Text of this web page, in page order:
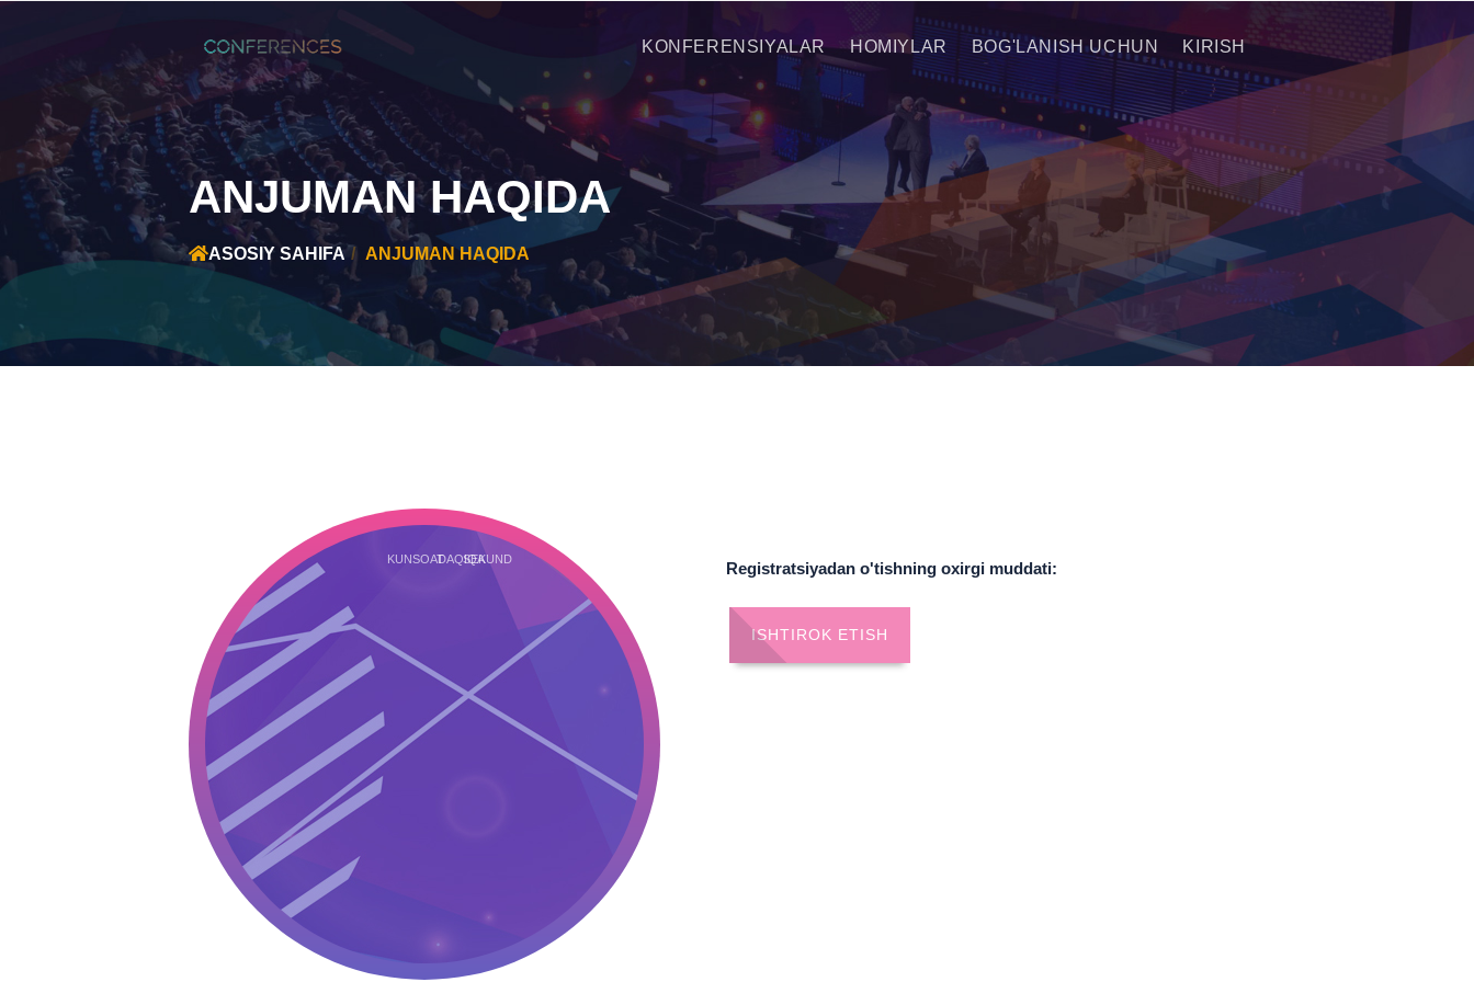
KONFERENSIYALAR HOMIYLAR BOG'LANISH UCHUN KIRISH
ANJUMAN HAQIDA
ASOSIY SAHIFA ANJUMAN HAQIDA
KUNSOATDAQIQASEKUND Registratsiyadan o'tishning oxirgi muddati:
ISHTIROK ETISH